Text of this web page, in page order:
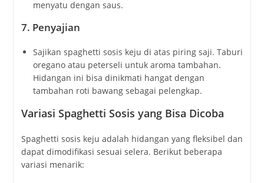
menyatu dengan saus.
7. Penyajian
Sajikan spaghetti sosis keju di atas piring saji. Taburi
oregano atau peterseli untuk aroma tambahan.
Hidangan ini bisa dinikmati hangat dengan
tambahan roti bawang sebagai pelengkap.
Variasi Spaghetti Sosis yang Bisa Dicoba
Spaghetti sosis keju adalah hidangan yang fleksibel dan
dapat dimodifikasi sesuai selera. Berikut beberapa
variasi menarik: